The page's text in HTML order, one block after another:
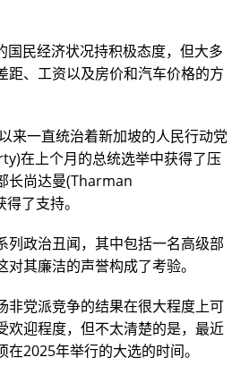
国民经济状况持积极态度，但大多
距、工资以及房价和汽车价格的方
来一直统治着新加坡的人民行动党
在上个月的总统选举中获得了压
长尚达曼(Tharman
了支持。
列政治丑闻，其中包括一名高级部
其廉洁的声誉构成了考验。
非党派竞争的结果在很大程度上可
欢迎程度，但不太清楚的是，最近
2025年举行的大选的时间。